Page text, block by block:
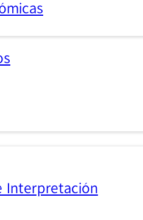
Interpretación